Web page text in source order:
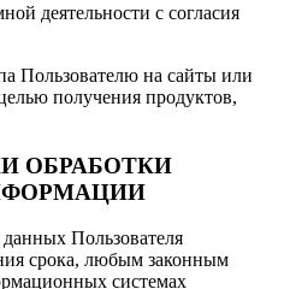
деятельности с согласия
Пользователю на сайты или
получения продуктов,
ОБРАБОТКИ
Пользователя
срока, любым законным
системах